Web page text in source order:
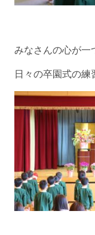
みなさんの心が一
日々の卒園式の練